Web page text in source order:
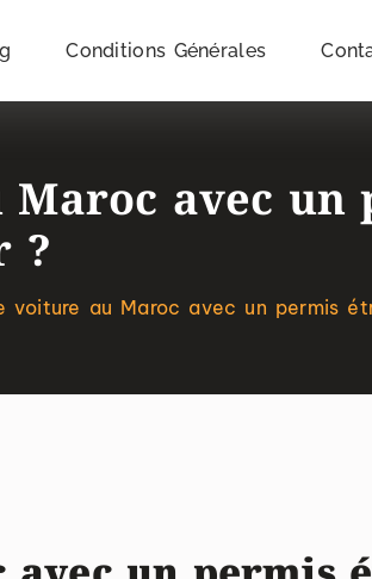
Conditions Générales
avec un
?
voiture au Maroc avec un permis